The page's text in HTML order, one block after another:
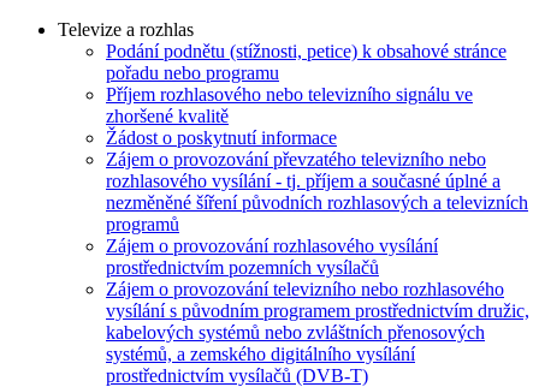
Televize a rozhlas
Podání podnětu (stížnosti, petice) k obsahové stránce
pořadu nebo programu
Příjem rozhlasového nebo televizního signálu ve
zhoršené kvalitě
Žádost o poskytnutí informace
Zájem o provozování převzatého televizního nebo
rozhlasového vysílání - tj. příjem a současné úplné a
nezměněné šíření původních rozhlasových a televizních
programů
Zájem o provozování rozhlasového vysílání
prostřednictvím pozemních vysílačů
Zájem o provozování televizního nebo rozhlasového
vysílání s původním programem prostřednictvím družic,
kabelových systémů nebo zvláštních přenosových
systémů, a zemského digitálního vysílání
prostřednictvím vysílačů (DVB-T)